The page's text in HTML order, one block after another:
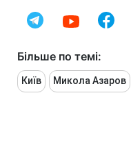
Більше по темі:
Київ Микола Азаров